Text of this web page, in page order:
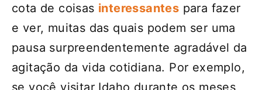
cota de coisas interessantes para fazer
e ver, muitas das quais podem ser uma
pausa surpreendentemente agradável da
agitação da vida cotidiana. Por exemplo,
se você visitar Idaho durante os meses